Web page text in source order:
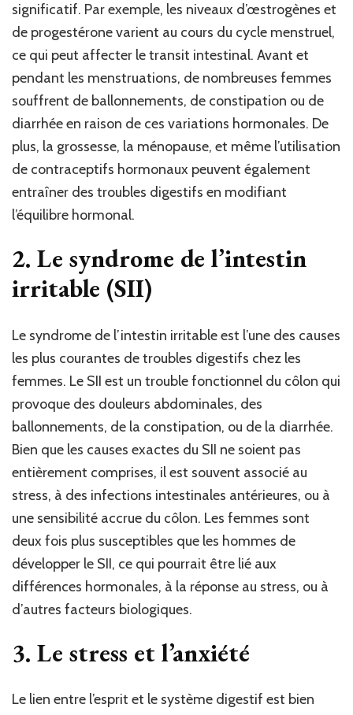
significatif. Par exemple, les niveaux d’œstrogènes et
de progestérone varient au cours du cycle menstruel,
ce qui peut affecter le transit intestinal. Avant et
pendant les menstruations, de nombreuses femmes
souffrent de ballonnements, de constipation ou de
diarrhée en raison de ces variations hormonales. De
plus, la grossesse, la ménopause, et même l’utilisation
de contraceptifs hormonaux peuvent également
entraîner des troubles digestifs en modifiant
l’équilibre hormonal.
2. Le syndrome de l’intestin
irritable (SII)
Le syndrome de l’intestin irritable est l’une des causes
les plus courantes de troubles digestifs chez les
femmes. Le SII est un trouble fonctionnel du côlon qui
provoque des douleurs abdominales, des
ballonnements, de la constipation, ou de la diarrhée.
Bien que les causes exactes du SII ne soient pas
entièrement comprises, il est souvent associé au
stress, à des infections intestinales antérieures, ou à
une sensibilité accrue du côlon. Les femmes sont
deux fois plus susceptibles que les hommes de
développer le SII, ce qui pourrait être lié aux
différences hormonales, à la réponse au stress, ou à
d’autres facteurs biologiques.
3. Le stress et l’anxiété
Le lien entre l’esprit et le système digestif est bien